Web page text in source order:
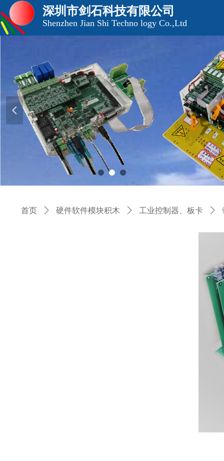
深圳市剑石科技有限公司
Shenzhen Jian Shi Techno logy Co.,Ltd
넳
首页 ꄲ 硬件软件模块积木 ꄲ 工业控制器、板卡 ꄲ